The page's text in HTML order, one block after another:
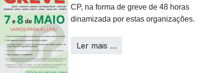
CP, na forma de greve de 48 horas
dinamizada por estas organizações.
Ler mais …